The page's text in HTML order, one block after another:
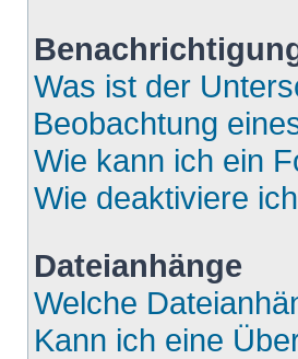
Was ist der
Beobachtung
Wie kann ich ein
Wie deaktiviere
Dateianhänge
Welche
Kann ich eine